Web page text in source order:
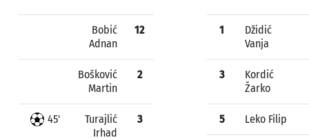
Bobić
Adnan
12
Bošković
Martin
2
45'
Turajlić
Irhad
3
1
Džidić
Vanja
3
Kordić
Žarko
5 Leko Filip